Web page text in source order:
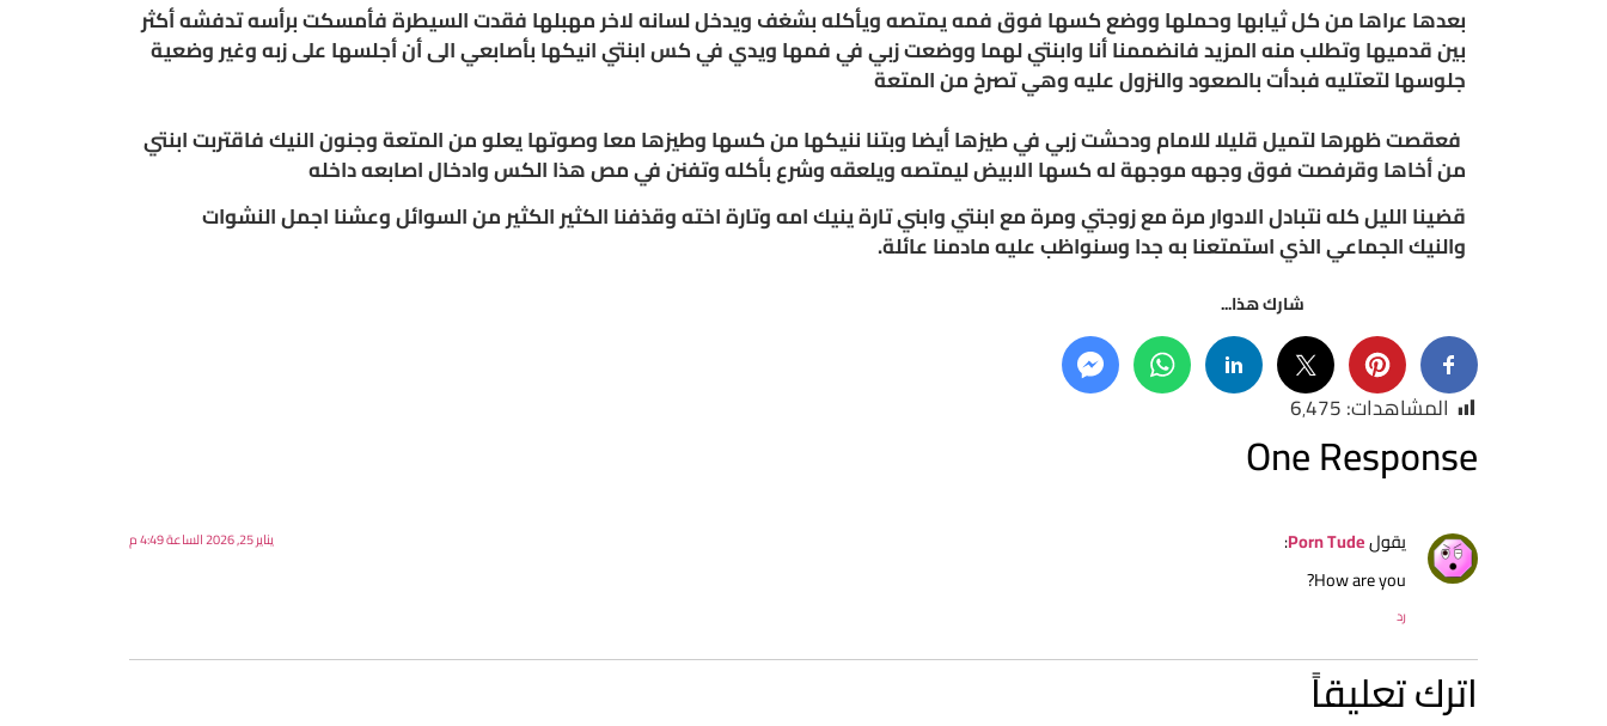
بعدها عراها من كل ثيابها وحملها ووضع كسها فوق فمه يمتصه ويأكله بشغف ويدخل لسانه لاخر مهبلها فقدت السيطرة فأمسكت برأسه تدفشه أكثر
بين قدميها وتطلب منه المزيد فانضممنا أنا وابنتي لهما ووضعت زبي في فمها ويدي في كس ابنتي انيكها بأصابعي الى أن أجلسها على زبه وغير وضعية
جلوسها لتعتليه فبدأت بالصعود والنزول عليه وهي تصرخ من المتعة
فعقصت ظهرها لتميل قليلا للامام ودحشت زبي في طيزها أيضا وبتنا ننيكها من كسها وطيزها معا وصوتها يعلو من المتعة وجنون النيك فاقتربت ابنتي
من أخاها وقرفصت فوق وجهه موجهة له كسها الابيض ليمتصه ويلعقه وشرع بأكله وتفنن في مص هذا الكس وادخال اصابعه داخله
قضينا الليل كله نتبادل الادوار مرة مع زوجتي ومرة مع ابنتي وابني تارة ينيك امه وتارة اخته وقذفنا الكثير الكثير من السوائل وعشنا اجمل النشوات
والنيك الجماعي الذي استمتعنا به جدا وسنواظب عليه مادمنا عائلة.
شارك هذا...
المشاهدات:6٬475
One Response
يقولPorn Tude
: يناير 25, 2026 الساعة 4:49 م
How are you?
رد
اترك تعليقاً